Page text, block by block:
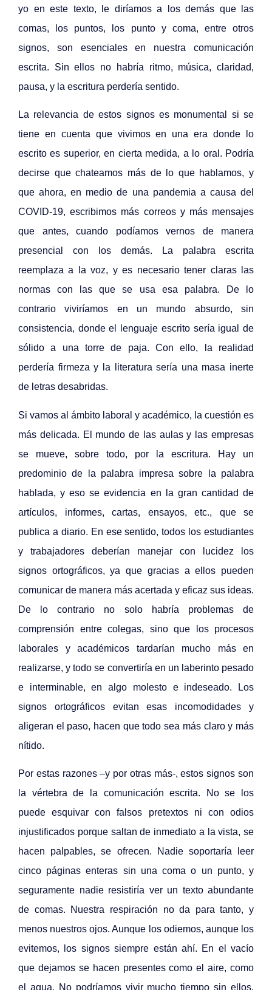
yo en este texto, le diríamos a los demás que las
comas, los puntos, los punto y coma, entre otros
signos, son esenciales en nuestra comunicación
escrita. Sin ellos no habría ritmo, música, claridad,
pausa, y la escritura perdería sentido.
La relevancia de estos signos es monumental si se
tiene en cuenta que vivimos en una era donde lo
escrito es superior, en cierta medida, a lo oral. Podría
decirse que chateamos más de lo que hablamos, y
que ahora, en medio de una pandemia a causa del
COVID-19, escribimos más correos y más mensajes
que antes, cuando podíamos vernos de manera
presencial con los demás. La palabra escrita
reemplaza a la voz, y es necesario tener claras las
normas con las que se usa esa palabra. De lo
contrario viviríamos en un mundo absurdo, sin
consistencia, donde el lenguaje escrito sería igual de
sólido a una torre de paja. Con ello, la realidad
perdería firmeza y la literatura sería una masa inerte
de letras desabridas.
Si vamos al ámbito laboral y académico, la cuestión es
más delicada. El mundo de las aulas y las empresas
se mueve, sobre todo, por la escritura. Hay un
predominio de la palabra impresa sobre la palabra
hablada, y eso se evidencia en la gran cantidad de
artículos, informes, cartas, ensayos, etc., que se
publica a diario. En ese sentido, todos los estudiantes
y trabajadores deberían manejar con lucidez los
signos ortográficos, ya que gracias a ellos pueden
comunicar de manera más acertada y eficaz sus ideas.
De lo contrario no solo habría problemas de
comprensión entre colegas, sino que los procesos
laborales y académicos tardarían mucho más en
realizarse, y todo se convertiría en un laberinto pesado
e interminable, en algo molesto e indeseado. Los
signos ortográficos evitan esas incomodidades y
aligeran el paso, hacen que todo sea más claro y más
nítido.
Por estas razones –y por otras más-, estos signos son
la vértebra de la comunicación escrita. No se los
puede esquivar con falsos pretextos ni con odios
injustificados porque saltan de inmediato a la vista, se
hacen palpables, se ofrecen. Nadie soportaría leer
cinco páginas enteras sin una coma o un punto, y
seguramente nadie resistiría ver un texto abundante
de comas. Nuestra respiración no da para tanto, y
menos nuestros ojos. Aunque los odiemos, aunque los
evitemos, los signos siempre están ahí. En el vacío
que dejamos se hacen presentes como el aire, como
el agua. No podríamos vivir mucho tiempo sin ellos.